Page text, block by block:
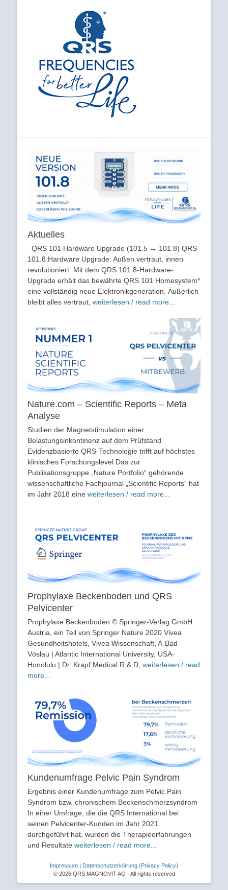
Aktuelles
QRS 101 Hardware Upgrade (101.5 → 101.8) QRS
101.8 Hardware Upgrade: Außen vertraut, innen
revolutioniert. Mit dem QRS 101.8-Hardware-
Upgrade erhält das bewährte QRS 101 Homesystem*
eine vollständig neue Elektronikgeneration. Äußerlich
bleibt alles vertraut, weiterlesen / read more...
Nature.com – Scientific Reports – Meta
Analyse
Studien der Magnetstimulation einer
Belastungsinkontinenz auf dem Prüfstand
Evidenzbasierte QRS-Technologie trifft auf höchstes
klinisches Forschungslevel Das zur
Publikationsgruppe „Nature Portfolio“ gehörende
wissenschaftliche Fachjournal „Scientific Reports“ hat
im Jahr 2018 eine weiterlesen / read more...
Prophylaxe Beckenboden und QRS
Pelvicenter
Prophylaxe Beckenboden © Springer-Verlag GmbH
Austria, ein Teil von Springer Nature 2020 Vivea
Gesundheitshotels, Vivea Wissenschaft, A-Bad
Vöslau | Atlantic International University, USA-
Honolulu | Dr. Krapf Medical R & D, weiterlesen / read
more...
Kundenumfrage Pelvic Pain Syndrom
Ergebnis einer Kundenumfrage zum Pelvic Pain
Syndrom bzw. chronischem Beckenschmerzsyndrom
In einer Umfrage, die die QRS International bei
seinen Pelvicenter-Kunden im Jahr 2021
durchgeführt hat, wurden die Therapieerfahrungen
und Resultate weiterlesen / read more...
Impressum | Datenschutzerklärung (Privacy Policy)
© 2026 QRS MAGNOVIT AG - All rights reserved